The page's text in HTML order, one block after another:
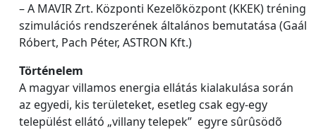
– A MAVIR Zrt. Központi Kezelõközpont (KKEK) tréning
szimulációs rendszerének általános bemutatása (Gaál
Róbert, Pach Péter, ASTRON Kft.)
Történelem
A magyar villamos energia ellátás kialakulása során
az egyedi, kis területeket, esetleg csak egy-egy
települést ellátó „villany telepek” egyre sûrûsödõ